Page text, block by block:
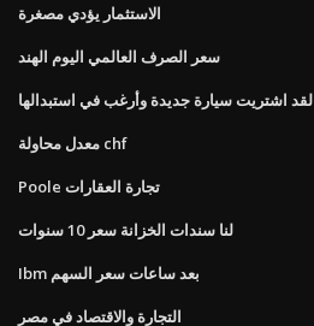
الاستثمار يؤدي مصغرة
سعر الصرف العالمي اليوم الهند
لقد اشتريت سيارة جديدة وأرغب في استبدالها
معدل محاولة chf
Poole تجارة العقارات
لنا سندات الخزانة سعر 10 سنوات
Ibm بعد ساعات سعر السهم
التجارة والاقتصاد في مصر